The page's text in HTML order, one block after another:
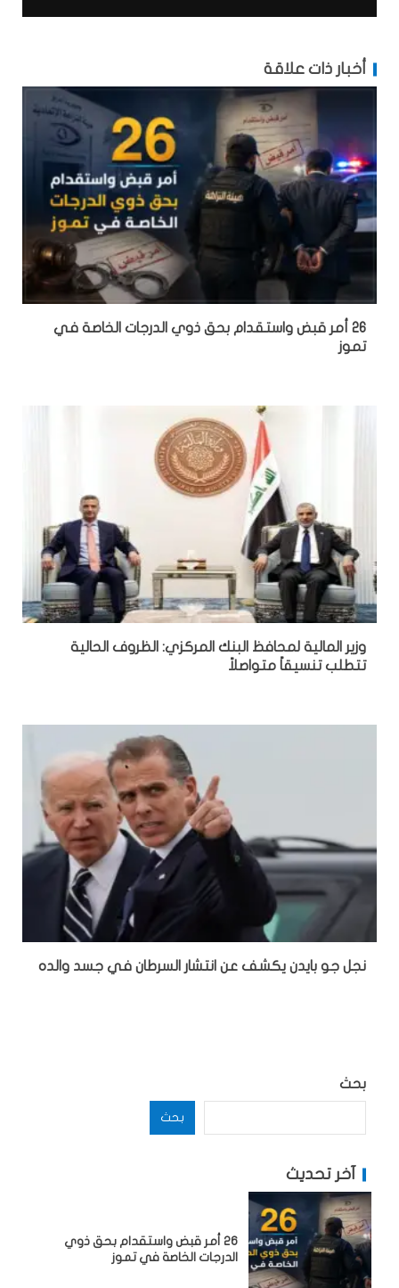
أخبار ذات علاقة
26 أمر قبض واستقدام بحق ذوي الدرجات الخاصة في
تموز
وزير المالية لمحافظ البنك المركزي: الظروف الحالية
تتطلب تنسيقاً متواصلاً
نجل جو بايدن يكشف عن انتشار السرطان في جسد والده
بحث
بحث
آخر تحديث
26 أمر قبض واستقدام بحق ذوي
الدرجات الخاصة في تموز